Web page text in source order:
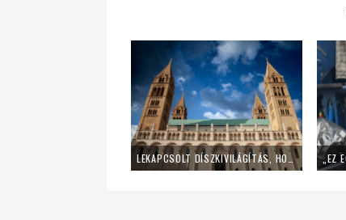
LEKAPCSOLT DÍSZKIVILÁGÍTÁS, HOME OFFICE – ÍGY SPÓROL AZ ENERGIÁVAL A PÉCSI EGYHÁZMEGYE